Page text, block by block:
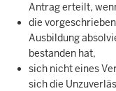
Antrag erteilt,
die
Ausbildung
bestanden hat,
sich nicht eines
sich die